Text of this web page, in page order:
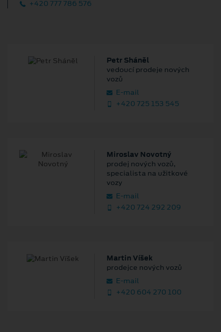
+420 777 786 576
Petr Sháněl
vedoucí prodeje nových
vozů
E‑mail
+420 725 153 545
Miroslav Novotný
prodej nových vozů,
specialista na užitkové
vozy
E‑mail
+420 724 292 209
Martin Víšek
prodejce nových vozů
E‑mail
+420 604 270 100